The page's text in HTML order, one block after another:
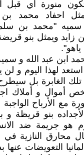
احفاد محمد
سميه "محمد بن
زايد ويمثل بنو
ياهو".
ابن عبد الله و
استعد لهذا اليوم و
الغابرة بل سيطرح
أموال و أملاك
بنو قريظة و
هو جريمة ضد
محارق النازية في
التعويضات